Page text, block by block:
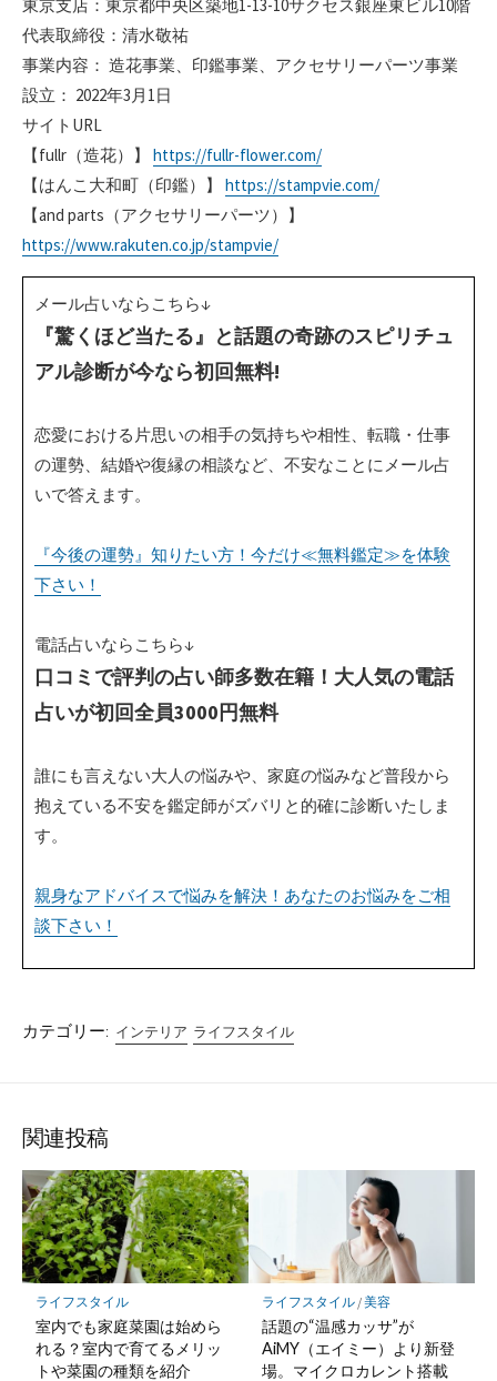
東京支店：東京都中央区築地1-13-10サクセス銀座東ビル10階
代表取締役：清水敬祐
事業内容： 造花事業、印鑑事業、アクセサリーパーツ事業
設立： 2022年3月1日
サイトURL
【fullr（造花）】 https://fullr-flower.com/
【はんこ大和町（印鑑）】 https://stampvie.com/
【and parts（アクセサリーパーツ）】
https://www.rakuten.co.jp/stampvie/
メール占いならこちら↓
『驚くほど当たる』と話題の奇跡のスピリチュ
アル診断が今なら初回無料!
恋愛における片思いの相手の気持ちや相性、転職・仕事
の運勢、結婚や復縁の相談など、不安なことにメール占
いで答えます。
『今後の運勢』知りたい方！今だけ≪無料鑑定≫を体験
下さい！
電話占いならこちら↓
口コミで評判の占い師多数在籍！大人気の電話
占いが初回全員3000円無料
誰にも言えない大人の悩みや、家庭の悩みなど普段から
抱えている不安を鑑定師がズバリと的確に診断いたしま
す。
親身なアドバイスで悩みを解決！あなたのお悩みをご相
談下さい！
カテゴリー: インテリア ライフスタイル
関連投稿
ライフスタイル
室内でも家庭菜園は始めら
れる？室内で育てるメリッ
トや菜園の種類を紹介
ライフスタイル/美容
話題の“温感カッサ”が
AiMY（エイミー）より新登
場。マイクロカレント搭載